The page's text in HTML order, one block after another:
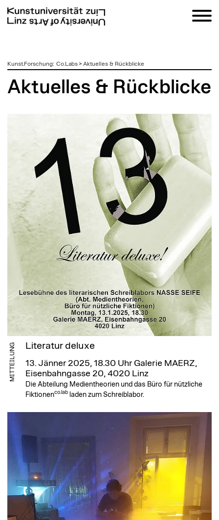
zumKunst.Forschung: Co.Labs> Aktuelles & Rückblicke
Aktuelles & Rückblicke
MITTEILUNG Literatur deluxe
13. Jänner 2025, 18.30 Uhr Galerie MAERZ,
Eisenbahngasse 20, 4020 Linz
Die Abteilung Medientheorien und das Büro für nützliche
Fiktionenco.lab laden zum Schreiblabor.